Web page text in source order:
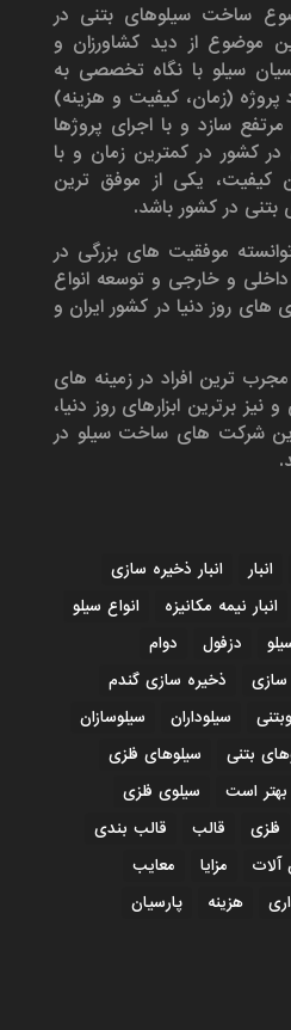
ساخت سیلوهای بتنی در
موضوع از دید کشاورزان و
سیلو با نگاه تخصصی به
پروژه (زمان، کیفیت و هزینه)
سازد و با اجرای پروژها
کشور در کمترین زمان و با
کیفیت، یکی از موفق ترین
در کشور باشد.
موفقیت های بزرگی در
و خارجی و توسعه انواع
های روز دنیا در کشور ایران و
مجرب ترین افراد در زمینه های
برترین ابزارهای روز دنیا،
شرکت های ساخت سیلو در
انبار
انبار ذخیره سازی
انبار نیمه مکانیزه
انواع سیلو
دزفول
دوام
سازی
ذخیره سازی گندم
سیلوداران
سیلوسازان
بتنی
سیلوهای فلزی
است
سیلوی فلزی
فلزی قالب
قالب بندی
آلات مزایا
معایب
هزینه
پارسیان